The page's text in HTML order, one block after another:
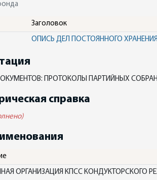
Заголовок
ОПИСЬ ДЕЛ ПОСТОЯННОГО ХРАНЕНИЯ
ПРОТОКОЛЫ ПАРТИЙНЫХ
справка
ОРГАНИЗАЦИЯ КПСС КОНДУКТОРСКОГО